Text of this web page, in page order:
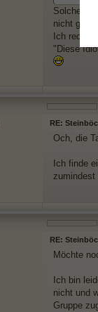
Solche
nicht
Ich rede
"Diese
RE:
Och, die
Ich finde
zumindest
RE:
Möchte
Ich bin
nicht und
Gruppe